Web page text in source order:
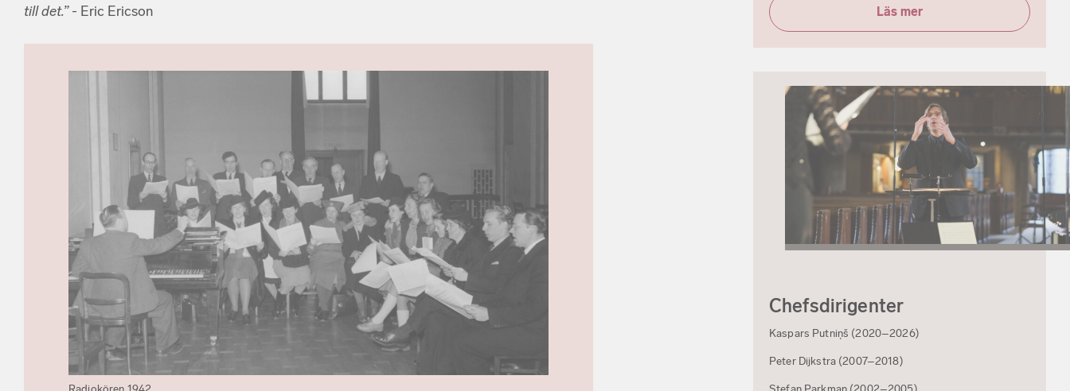
till det.”- Eric Ericson Läs mer
Chefsdirigenter
Kaspars Putniņš (2020–2026)
Peter Dijkstra (2007–2018)